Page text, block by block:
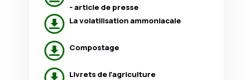
- article de presse
La volatilisation ammoniacale
Compostage
Livrets de l'agriculture